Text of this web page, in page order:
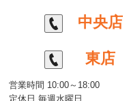
中央店
東店
営業時間 10:00～18:00
定休日 毎週水曜日